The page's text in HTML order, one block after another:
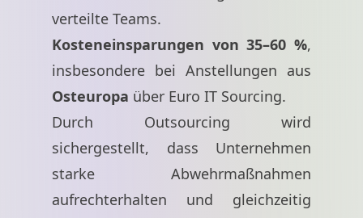
verteilte Teams.
Kosteneinsparungen von 35–60 %,
insbesondere bei Anstellungen aus
Osteuropa über Euro IT Sourcing.
Durch Outsourcing wird
sichergestellt, dass Unternehmen
starke Abwehrmaßnahmen
aufrechterhalten und gleichzeitig